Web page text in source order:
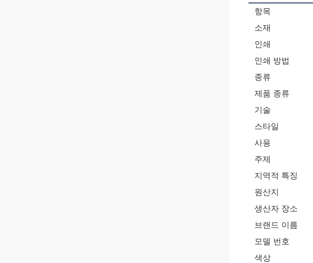
항목
소재
인쇄
인쇄 방법
종류
제품 종류
기술
스타일
사용
주제
지역적 특징
원산지
생산자 장소
브랜드 이름
모델 번호
색상